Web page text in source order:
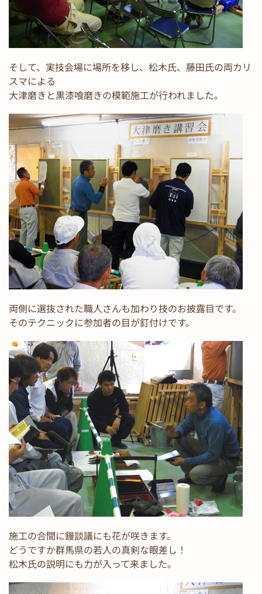
そして、実技会場に場所を移し、松木氏、藤田氏の両カリ
スマによる
大津磨きと黒漆喰磨きの模範施工が行われました。
両側に選抜された職人さんも加わり技のお披露目です。
そのテクニックに参加者の目が釘付けです。
施工の合間に鏝談議にも花が咲きます。
どうですか群馬県の若人の真剣な眼差し！
松木氏の説明にも力が入って来ました。